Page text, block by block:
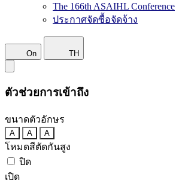
The 166th ASAIHL Conference
ประกาศจัดซื้อจัดจ้าง
On TH
ตัวช่วยการเข้าถึง
ขนาดตัวอักษร
A A A
โหมดสีตัดกันสูง
ปิด
เปิด